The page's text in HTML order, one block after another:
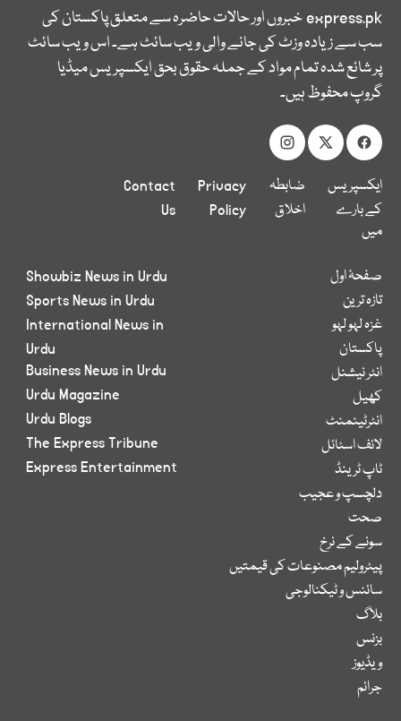
express.pkخبروں اور حالات حاضرہ سے متعلق پاکستان کی
سب سے زیادہ وزٹ کی جانے والی ویب سائٹ ہے۔ اس ویب سائٹ
پر شائع شدہ تمام مواد کے جملہ حقوق بحق ایکسپریس میڈیا
گروپ محفوظ ہیں۔
ایکسپریس
کے بارے
میں
ضابطہ
اخلاق
Privacy
Policy
Contact
Us
صفحۂ اول
تازہ ترین
غزہ لہو لہو
پاکستان
انٹر نیشنل
کھیل
انٹرٹینمنٹ
لائف اسٹائل
ٹاپ ٹرینڈ
دلچسپ و عجیب
صحت
سونے کے نرخ
پیٹرولیم مصنوعات کی قیمتیں
سائنس و ٹیکنالوجی
بلاگ
بزنس
ویڈیوز
جرائم
Showbiz News in Urdu
Sports News in Urdu
International News in
Urdu
Business News in Urdu
Urdu Magazine
Urdu Blogs
The Express Tribune
Express Entertainment